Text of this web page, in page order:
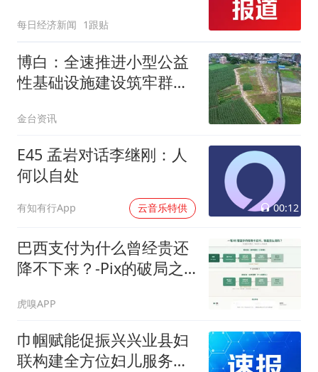
每日经济新闻 1跟贴
博白：全速推进小型公益
性基础设施建设筑牢群众
金台资讯
E45 孟岩对话李继刚：人
何以自处
有知有行App 云音乐特供 00:12
巴西支付为什么曾经贵还
降不下来？-Pix的破局之
虎嗅APP
巾帼赋能促振兴兴业县妇
联构建全方位妇儿服务体